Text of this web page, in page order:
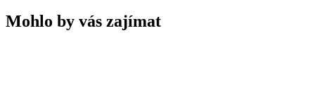
Mohlo by vás zajímat